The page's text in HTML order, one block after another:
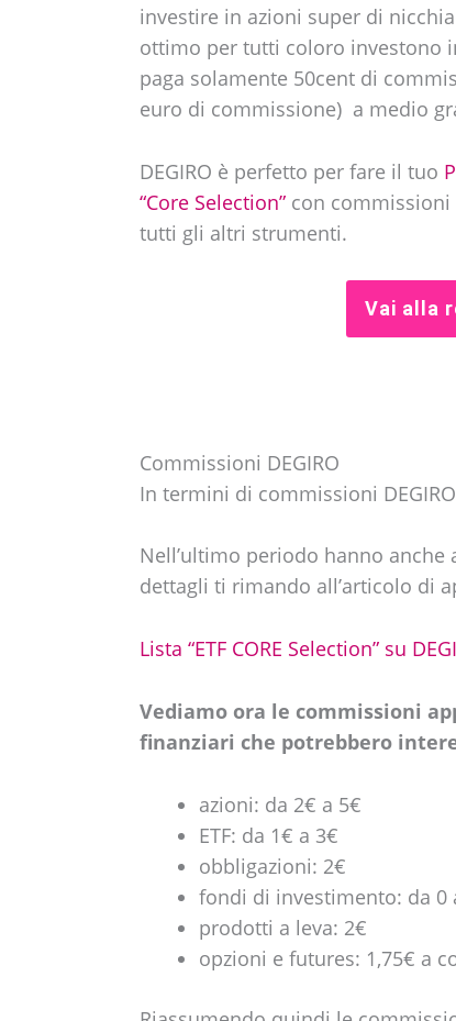
investire in azioni super di
ottimo per tutti coloro investono
paga solamente 50cent di
euro di commissione) a medio
DEGIRO è perfetto per fare il tuo
“Core Selection”con commissioni
tutti gli altri strumenti.
Vai alla
Commissioni DEGIRO
In termini di commissioni
Nell’ultimo periodo hanno anche
dettagli ti rimando all’articolo di
Lista “ETF CORE Selection” su
Vediamo ora le commissioni
finanziari che potrebbero
azioni: da 2€ a 5€
ETF: da 1€ a 3€
obbligazioni: 2€
fondi di investimento: da 0
prodotti a leva: 2€
opzioni e futures: 1,75€ a